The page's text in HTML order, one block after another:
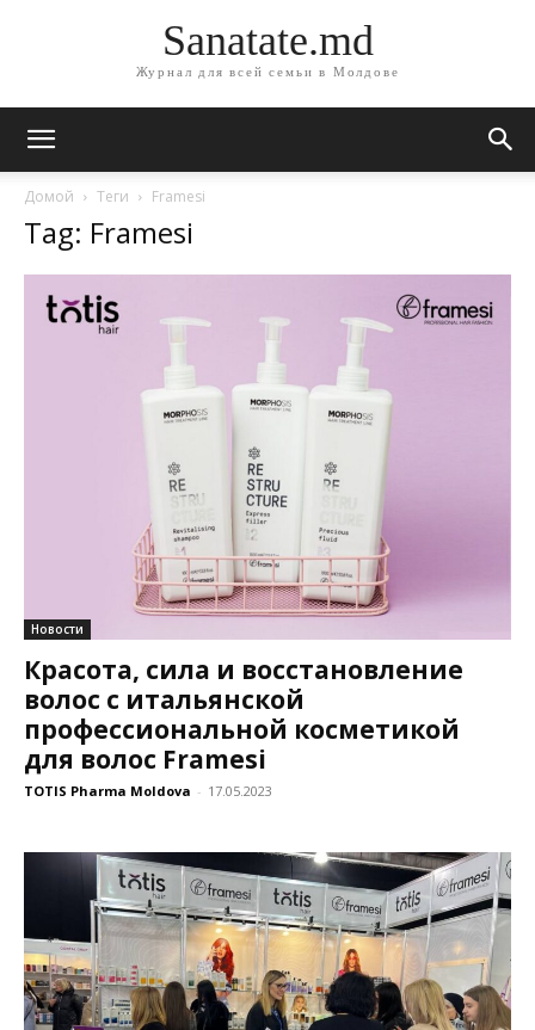
Sanatate.md
Журнал для всей семьи в Молдове
Домой Теги Framesi
Tag: Framesi
Новости
Красота, сила и восстановление
волос с итальянской
профессиональной косметикой
для волос Framesi
TOTIS Pharma Moldova - 17.05.2023